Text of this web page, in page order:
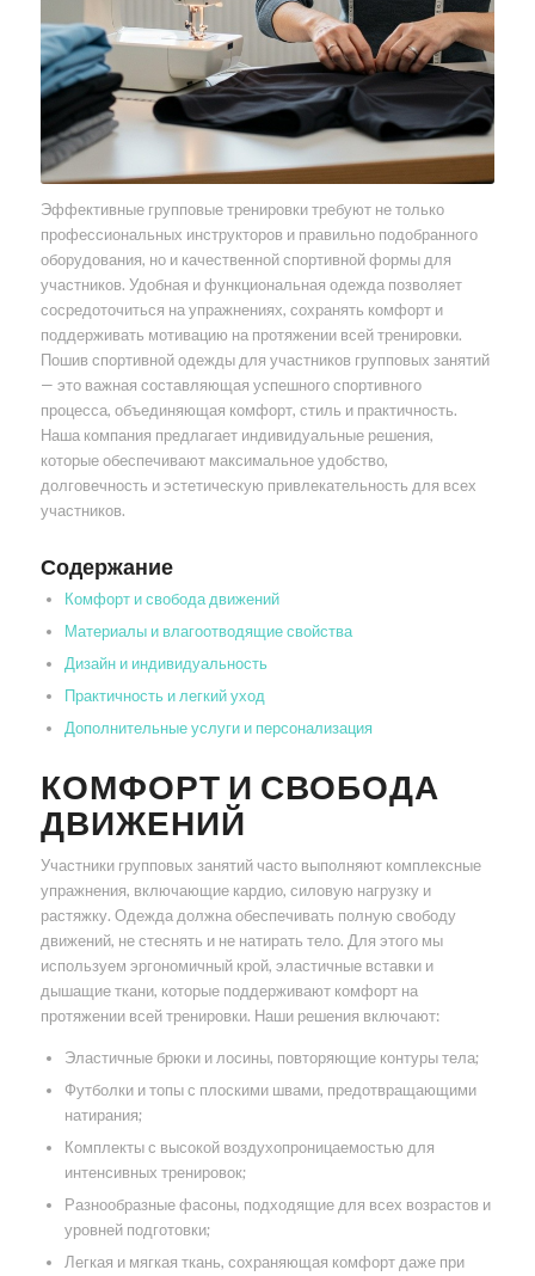
Эффективные групповые тренировки требуют не только
профессиональных инструкторов и правильно подобранного
оборудования, но и качественной спортивной формы для
участников. Удобная и функциональная одежда позволяет
сосредоточиться на упражнениях, сохранять комфорт и
поддерживать мотивацию на протяжении всей тренировки.
Пошив спортивной одежды для участников групповых занятий
— это важная составляющая успешного спортивного
процесса, объединяющая комфорт, стиль и практичность.
Наша компания предлагает индивидуальные решения,
которые обеспечивают максимальное удобство,
долговечность и эстетическую привлекательность для всех
участников.
Содержание
Комфорт и свобода движений
Материалы и влагоотводящие свойства
Дизайн и индивидуальность
Практичность и легкий уход
Дополнительные услуги и персонализация
КОМФОРТ И СВОБОДА
ДВИЖЕНИЙ
Участники групповых занятий часто выполняют комплексные
упражнения, включающие кардио, силовую нагрузку и
растяжку. Одежда должна обеспечивать полную свободу
движений, не стеснять и не натирать тело. Для этого мы
используем эргономичный крой, эластичные вставки и
дышащие ткани, которые поддерживают комфорт на
протяжении всей тренировки. Наши решения включают:
Эластичные брюки и лосины, повторяющие контуры тела;
Футболки и топы с плоскими швами, предотвращающими
натирания;
Комплекты с высокой воздухопроницаемостью для
интенсивных тренировок;
Разнообразные фасоны, подходящие для всех возрастов и
уровней подготовки;
Легкая и мягкая ткань, сохраняющая комфорт даже при